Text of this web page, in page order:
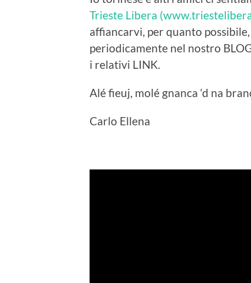
Trieste Libera
affiancarvi, per quanto
periodicamente nel nostro
i relativi LINK.
Alé fieuj, molé gnanca ‘d na
Carlo Ellena